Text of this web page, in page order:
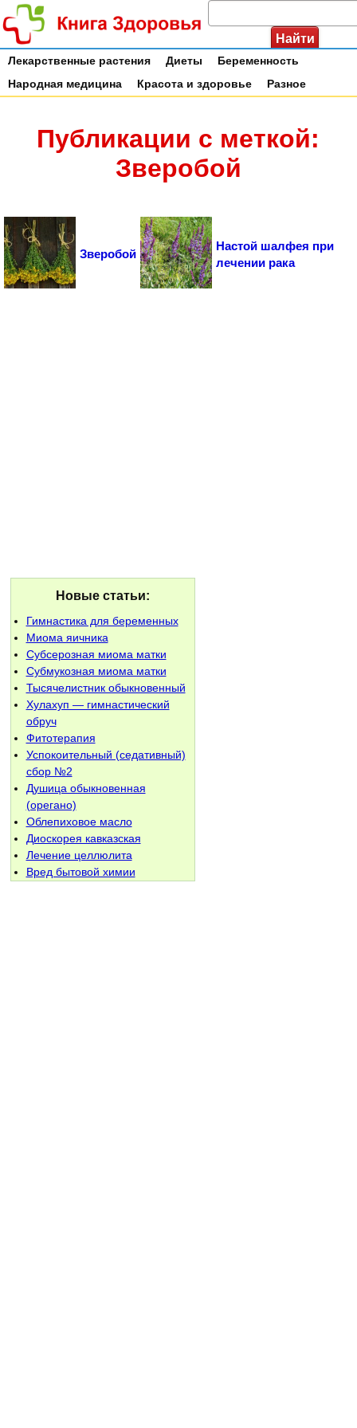
Лекарственные растения Диеты
Беременность
Народная медицина
Красота и здоровье Разное
Публикации с меткой:
Зверобой
Зверобой
Настой шалфея при
лечении рака
Новые статьи:
Гимнастика для беременных
Миома яичника
Субсерозная миома матки
Субмукозная миома матки
Тысячелистник обыкновенный
Хулахуп — гимнастический
обруч
Фитотерапия
Успокоительный (седативный)
сбор №2
Душица обыкновенная
(орегано)
Облепиховое масло
Диоскорея кавказская
Лечение целлюлита
Вред бытовой химии